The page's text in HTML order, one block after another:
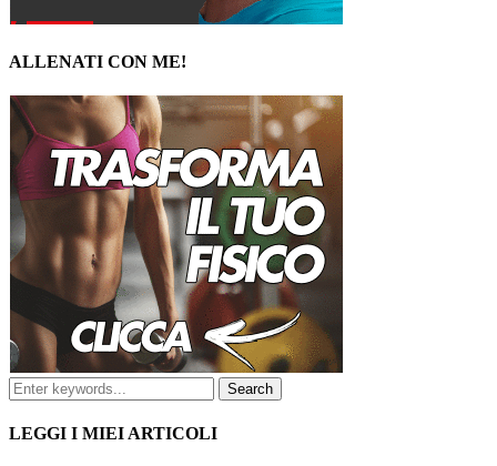
ALLENATI CON ME!
LEGGI I MIEI ARTICOLI